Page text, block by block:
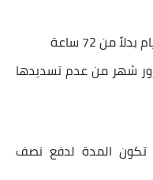
شهر من عدم تسديدها
المدة لدفع نصف